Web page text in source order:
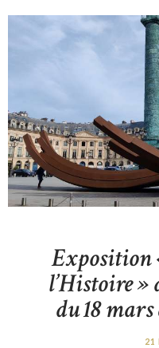
ACCUEIL
QUI SOMMES-NOUS ?
COMITÉ DIRECTEUR
l’Histoire»
du 18
21